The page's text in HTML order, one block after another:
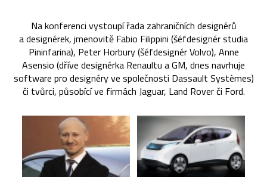
Na konferenci vystoupí řada zahraničních designérů
a designérek, jmenovitě Fabio Filippini (šéfdesignér studia
Pininfarina), Peter Horbury (šéfdesignér Volvo), Anne
Asensio (dříve designérka Renaultu a GM, dnes navrhuje
software pro designéry ve společnosti Dassault Systèmes)
či tvůrci, působící ve firmách Jaguar, Land Rover či Ford.